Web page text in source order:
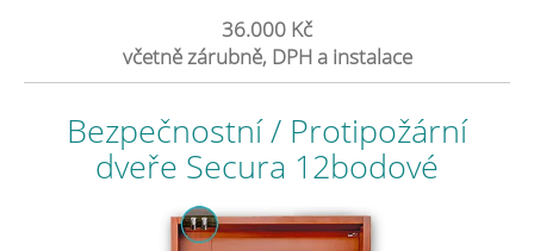
36.000 Kč
včetně zárubně, DPH a instalace
Bezpečnostní / Protipožární
dveře Secura 12bodové